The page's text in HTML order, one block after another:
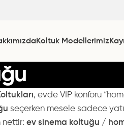
Koltuk Modellerimiz
, evde VIP konforu
seçerken mesele sadece
nettir: ev sinema koltuğu /